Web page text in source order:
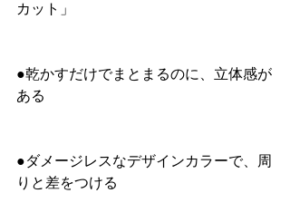
カット」
●乾かすだけでまとまるのに、立体感が
ある
●ダメージレスなデザインカラーで、周
りと差をつける